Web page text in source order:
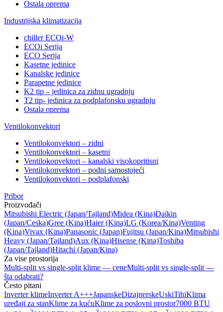
Ostala oprema
Industrijska klimatizacija
chiller ECOi-W
ECOi Serija
ECO Serija
Kasetne jedinice
Kanalske jedinice
Parapetne jedinice
K2 tip – jedinica za zidnu ugradnju
T2 tip- jedinica za podplafonsku ugradnju
Ostala oprema
Ventilokonvektori
Ventilokonvektori – zidni
Ventilokonvektori – kasetni
Ventilokonvektori – kanalski visokopritisni
Ventilokonvektori – podni samostojeći
Ventilokonvektori – podplafonski
Pribor
Proizvođači
Mitsubishi Electric (Japan/Tajland)Midea (Kina)Daikin
(Japan/Ceska)Gree (Kina)Haier (Kina)LG (Korea/Kina)Venting
(Kina)Vivax (Kina)Panasonic (Japan)Fujitsu (Japan/Kina)Mitsubishi
Heavy (Japan/Tajland)Aux (Kina)Hisense (Kina)Toshiba
(Japan/Tajland)Hitachi (Japan/Kina)
Za vise prostorija
Multi-split vs single-split klime — ceneMulti-split vs single-split —
šta odabrati?
Često pitani
Inverter klimeInverter A+++JapanskeDizajnerskeUskiTihiKlima
uređaji za stanKlime za kućuKlime za poslovni prostor7000 BTU